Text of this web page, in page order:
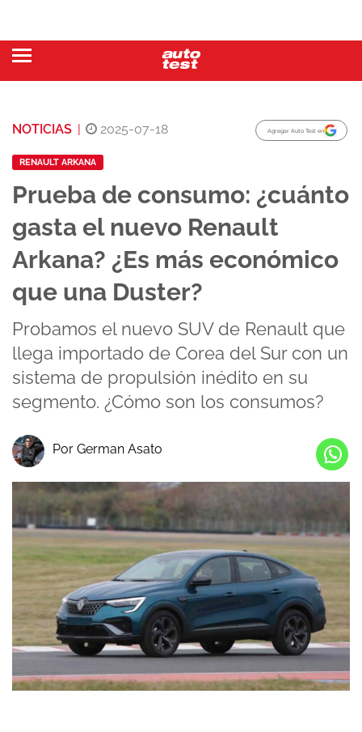
NOTICIAS | 2025-07-18 Agregar Auto Test en
RENAULT ARKANA
Prueba de consumo: ¿cuánto
gasta el nuevo Renault
Arkana? ¿Es más económico
que una Duster?
Probamos el nuevo SUV de Renault que
llega importado de Corea del Sur con un
sistema de propulsión inédito en su
segmento. ¿Cómo son los consumos?
Por German Asato